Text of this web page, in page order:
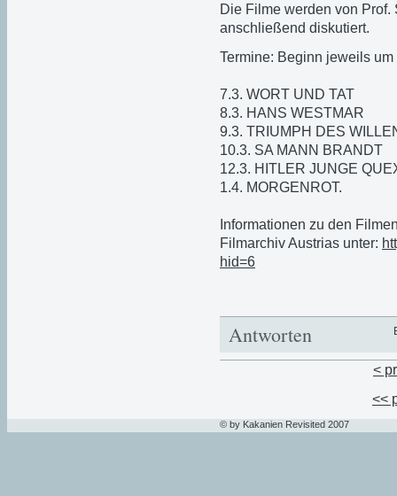
Die Filme werden von
anschließend diskutiert.
Termine: Beginn jeweils um
7.3. WORT UND TAT
8.3. HANS WESTMAR
9.3. TRIUMPH DES
10.3. SA MANN BRANDT
12.3. HITLER JUNGE
1.4. MORGENROT.
Informationen zu den
Filmarchiv Austrias unter:
hid=6
Antworten
<
<<
© by Kakanien Revisited 2007